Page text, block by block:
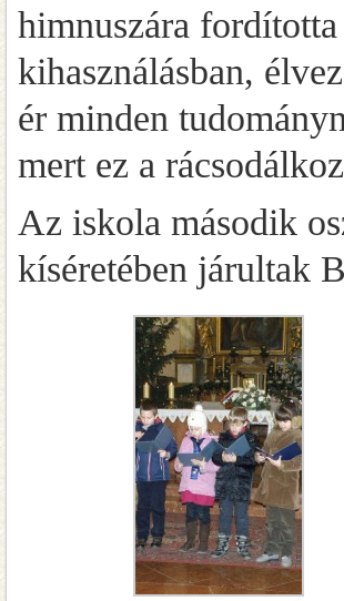
himnuszára
kihasználásban,
ér minden
mert ez a
Az iskola második
kíséretében járultak